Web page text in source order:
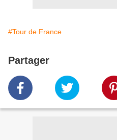
#Tour de France
Partager